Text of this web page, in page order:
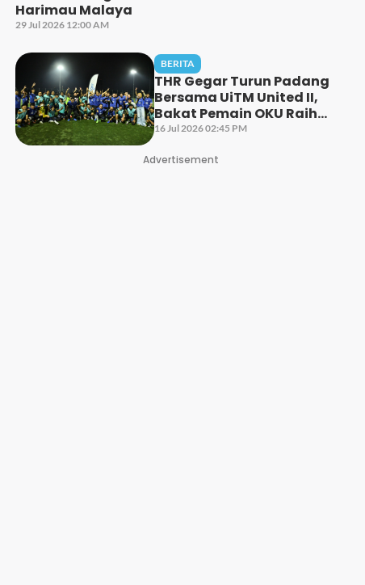
Harimau Malaya
29 Jul 2026 12:00 AM
BERITA
THR Gegar Turun Padang
Bersama UiTM United II,
Bakat Pemain OKU Raih
Perhatian
16 Jul 2026 02:45 PM
Advertisement